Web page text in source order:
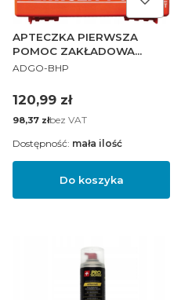
APTECZKA PIERWSZA
POMOC ZAKŁADOWA
PRZENOŚNA AZP110
PRODUCENT
ADGO-BHP
Cena
120,99 zł
Cena
98,37 złbez VAT
Do koszyka
Dostępność: mała ilość